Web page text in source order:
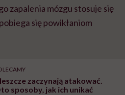
zapalenia mózgu stosuje się
się powikłaniom
zaczynają atakować.
sposoby, jak ich unikać